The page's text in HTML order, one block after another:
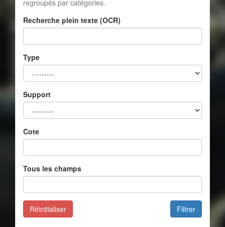
regroupés par catégories.
Recherche plein texte (OCR)
Type
Support
Cote
Tous les champs
Filtrer
Réinitialiser